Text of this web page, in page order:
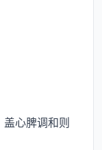
心脾调和则